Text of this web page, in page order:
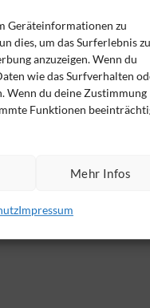
Geräteinformationen zu
dies, um das Surferlebnis zu
anzuzeigen. Wenn du
wie das Surfverhalten
Wenn du deine Zustimmung
Funktionen
Mehr Infos
Impressum
Angeboten nur für